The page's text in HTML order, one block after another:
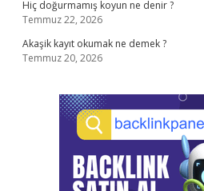
Hiç doğurmamış koyun ne denir ?
Temmuz 22, 2026
Akaşik kayıt okumak ne demek ?
Temmuz 20, 2026